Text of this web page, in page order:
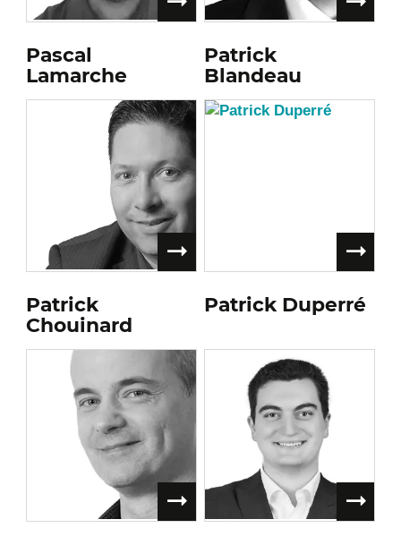
Pascal
Lamarche
Patrick
Blandeau
Patrick
Chouinard
Patrick Duperré